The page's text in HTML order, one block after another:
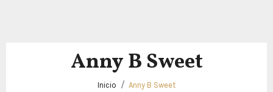
Anny B Sweet
Inicio Anny B Sweet